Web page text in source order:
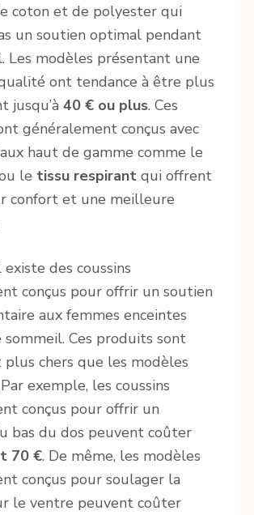
coton et de polyester qui
un soutien optimal pendant
Les modèles présentant une
ont tendance à être plus
jusqu’à 40 € ou plus. Ces
généralement conçus avec
haut de gamme comme le
le tissu respirant qui offrent
confort et une meilleure
des coussins
conçus pour offrir un soutien
aux femmes enceintes
Ces produits sont
chers que les modèles
exemple, les coussins
conçus pour offrir un
bas du dos peuvent coûter
70 €. De même, les modèles
conçus pour soulager la
le ventre peuvent coûter